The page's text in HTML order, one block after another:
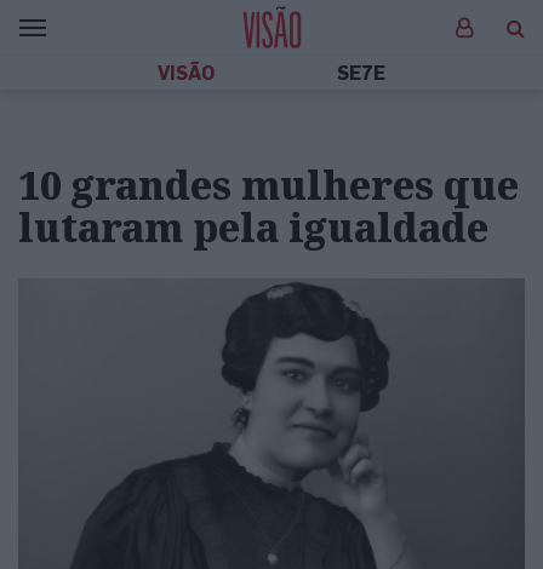
VISÃO SE7E
10 grandes mulheres que
lutaram pela igualdade